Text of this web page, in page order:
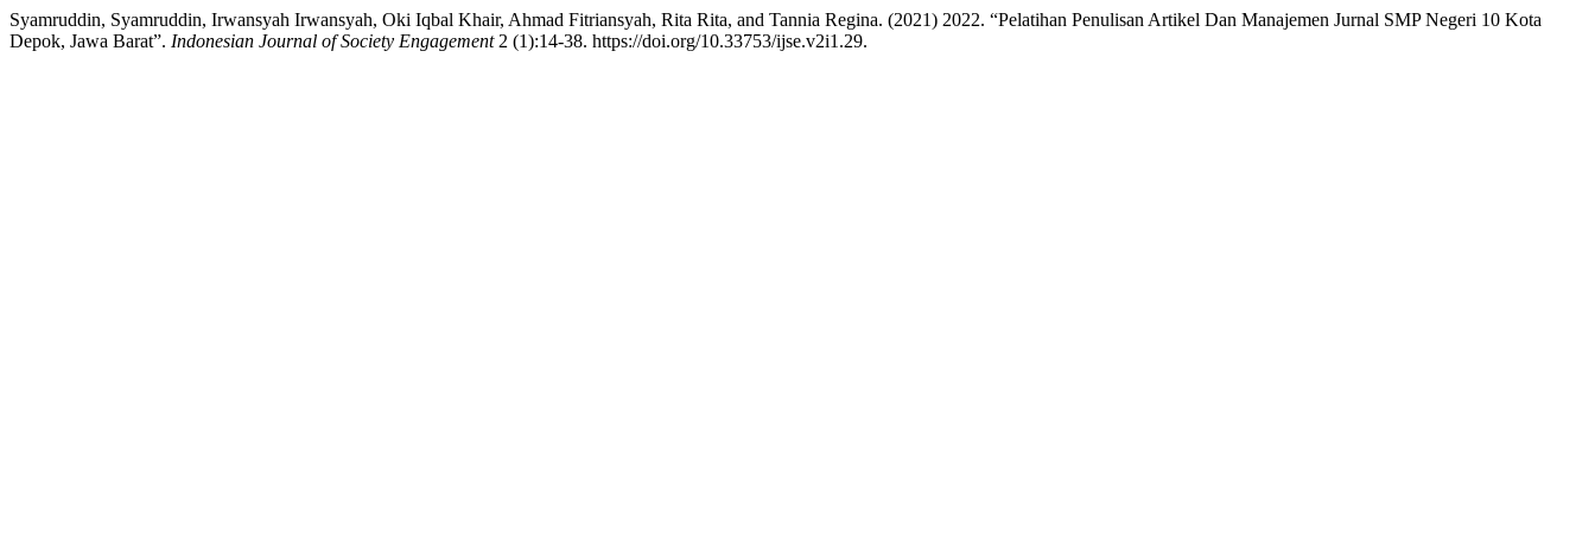
Syamruddin, Syamruddin, Irwansyah Irwansyah, Oki Iqbal Khair, Ahmad Fitriansyah, Rita Rita, and Tannia Regina. (2021) 2022. “Pelatihan Penulisan Artikel Dan Manajemen Jurnal SMP Negeri 10 Kota
Depok, Jawa Barat”. Indonesian Journal of Society Engagement2 (1):14-38. https://doi.org/10.33753/ijse.v2i1.29.